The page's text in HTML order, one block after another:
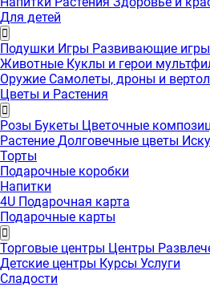
Для детей
Подушки Игры Развивающие игры
Животные Куклы и герои
Оружие Самолеты, дроны и
Цветы и Растения
Розы Букеты Цветочные
Растение Долговечные цветы
Торты
Подарочные коробки
Напитки
4U Подарочная карта
Подарочные карты
Торговые центры Центры
Детские центры Курсы Услуги
Сладости